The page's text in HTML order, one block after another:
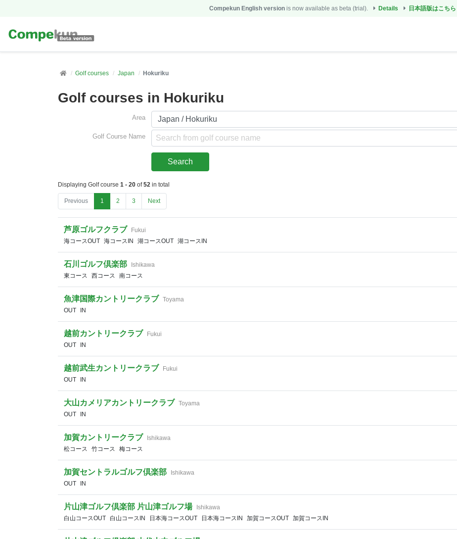
Compekun English versionis now available as beta (trial). Details 日本語版はこちら
Golf courses Japan Hokuriku
Golf courses in Hokuriku
Area
Golf Course Name
Displaying Golf course 1 - 20 of52 in total
Previous 1 2 3 Next
芦原ゴルフクラブ
Fukui
海コースOUT 海コースIN 湖コースOUT 湖コースIN
石川ゴルフ倶楽部
Ishikawa
東コース
西コース 南コース
魚津国際カントリークラブ Toyama
OUT
IN
越前カントリークラブ
Fukui
OUT
IN
越前武生カントリークラブ
Fukui
OUT
IN
大山カメリアカントリークラブ Toyama
OUT
IN
加賀カントリークラブ
Ishikawa
松コース
竹コース 梅コース
加賀セントラルゴルフ倶楽部
Ishikawa
OUT
IN
片山津ゴルフ倶楽部 片山津ゴルフ場
Ishikawa
白山コースOUT
白山コースIN 日本海コースOUT 日本海コースIN 加賀コースOUT 加賀コースIN